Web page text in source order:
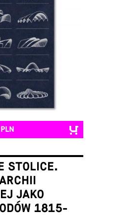
STOLICE.
JAKO
1815-